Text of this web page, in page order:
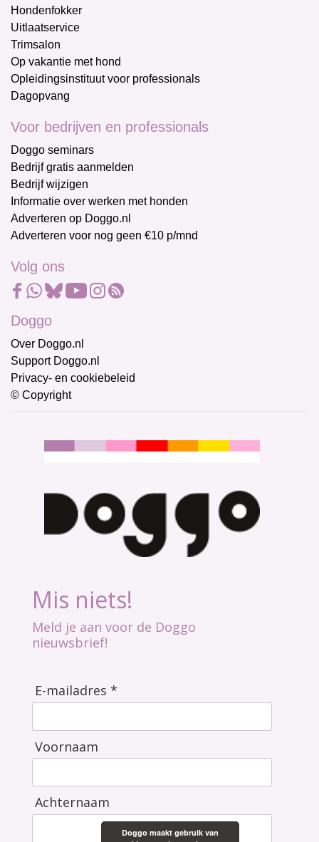
Hondenfokker
Uitlaatservice
Trimsalon
Op vakantie met hond
Opleidingsinstituut voor professionals
Dagopvang
Voor bedrijven en professionals
Doggo seminars
Bedrijf gratis aanmelden
Bedrijf wijzigen
Informatie over werken met honden
Adverteren op Doggo.nl
Adverteren voor nog geen €10 p/mnd
Volg ons
Doggo
Over Doggo.nl
Support Doggo.nl
Privacy- en cookiebeleid
© Copyright
Mis niets!
Meld je aan voor de Doggo
nieuwsbrief!
E-mailadres *
Voornaam
Achternaam
Doggo maakt gebruik van